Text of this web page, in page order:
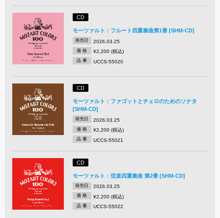
CD
モーツァルト：フルート四重奏曲第1番 [SHM-CD]
発売日 2026.03.25
価 格 ¥2,200 (税込)
品 番 UCCS-55020
CD
モーツァルト：ファゴットとチェロのためのソナタ
[SHM-CD]
発売日 2026.03.25
価 格 ¥2,200 (税込)
品 番 UCCS-55021
CD
モーツァルト：弦楽四重奏曲 第2番 [SHM-CD]
発売日 2026.03.25
価 格 ¥2,200 (税込)
品 番 UCCS-55022